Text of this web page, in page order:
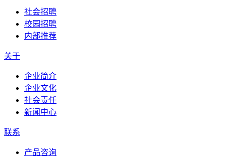
社会招聘
校园招聘
内部推荐
关于
企业简介
企业文化
社会责任
新闻中心
联系
产品咨询